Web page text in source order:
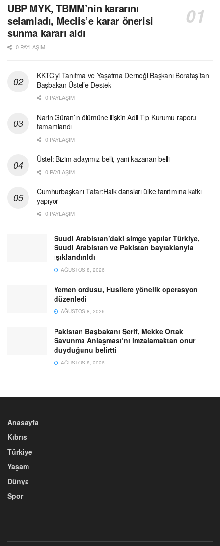
UBP MYK, TBMM’nin kararını
selamladı, Meclis’e karar önerisi
sunma kararı aldı
0 PAYLAŞIM
KKTC’yi Tanıtma ve Yaşatma Derneği Başkanı Borataş’tan
Başbakan Üstel’e Destek
0 PAYLAŞIM
Narin Güran’ın ölümüne ilişkin Adli Tıp Kurumu raporu
tamamlandı
0 PAYLAŞIM
Üstel: Bizim adayımız belli, yani kazanan belli
0 PAYLAŞIM
Cumhurbaşkanı Tatar:Halk dansları ülke tanıtımına katkı
yapıyor
0 PAYLAŞIM
Suudi Arabistan’daki simge yapılar Türkiye,
Suudi Arabistan ve Pakistan bayraklarıyla
ışıklandırıldı
AĞUSTOS 8, 2026
Yemen ordusu, Husilere yönelik operasyon
düzenledi
AĞUSTOS 8, 2026
Pakistan Başbakanı Şerif, Mekke Ortak
Savunma Anlaşması’nı imzalamaktan onur
duyduğunu belirtti
AĞUSTOS 8, 2026
Anasayfa
Kıbrıs
Türkiye
Yaşam
Dünya
Spor